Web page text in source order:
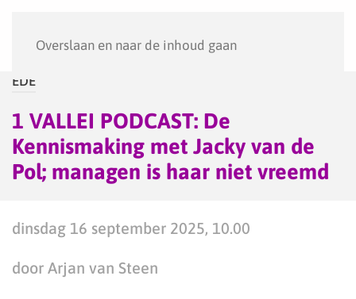
Overslaan en naar de inhoud gaan
EDE
1 VALLEI PODCAST: De
Kennismaking met Jacky van de
Pol; managen is haar niet vreemd
dinsdag 16 september 2025, 10.00
door Arjan van Steen